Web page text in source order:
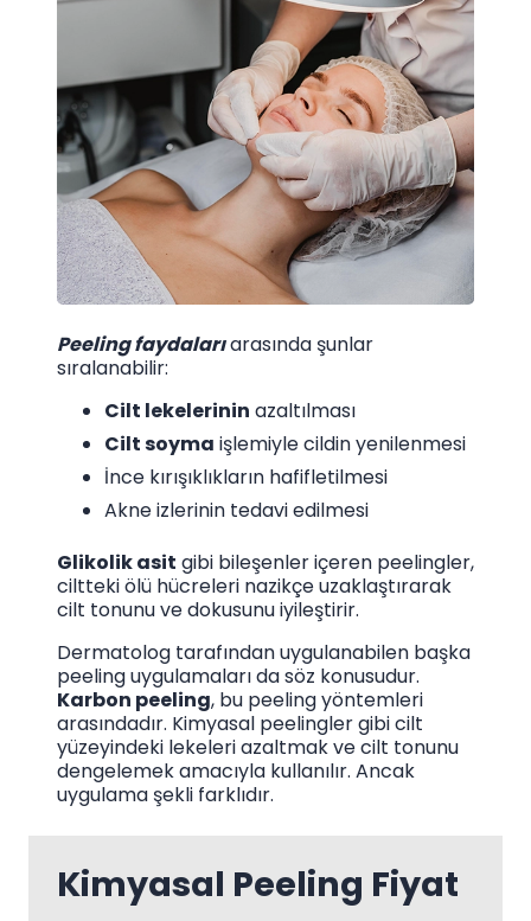
Peeling faydalarıarasında şunlar
sıralanabilir:
Cilt lekelerinin azaltılması
Cilt soyma işlemiyle cildin yenilenmesi
İnce kırışıklıkların hafifletilmesi
Akne izlerinin tedavi edilmesi
Glikolik asit gibi bileşenler içeren peelingler,
ciltteki ölü hücreleri nazikçe uzaklaştırarak
cilt tonunu ve dokusunu iyileştirir.
Dermatolog tarafından uygulanabilen başka
peeling uygulamaları da söz konusudur.
Karbon peeling, bu peeling yöntemleri
arasındadır. Kimyasal peelingler gibi cilt
yüzeyindeki lekeleri azaltmak ve cilt tonunu
dengelemek amacıyla kullanılır. Ancak
uygulama şekli farklıdır.
Kimyasal Peeling Fiyat